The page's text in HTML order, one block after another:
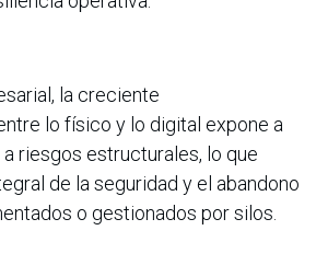
la creciente
lo físico y lo digital expone a
riesgos estructurales, lo que
de la seguridad y el abandono
o gestionados por silos.